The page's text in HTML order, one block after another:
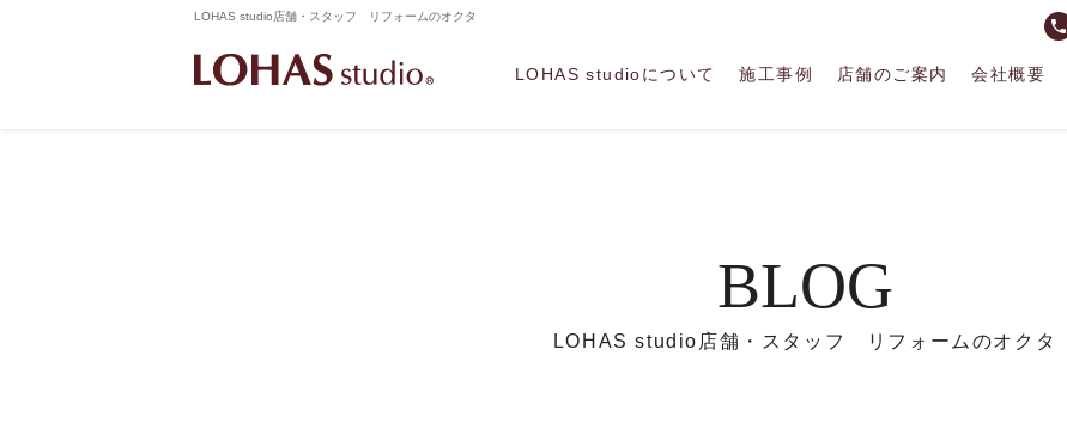
LOHAS studio店舗・スタッフ リフォームのオクタ
phone
LOHAS studioについて 施工事例 店舗のご案内 会社概要
BLOG
LOHAS studio店舗・スタッフ リフォームのオクタ